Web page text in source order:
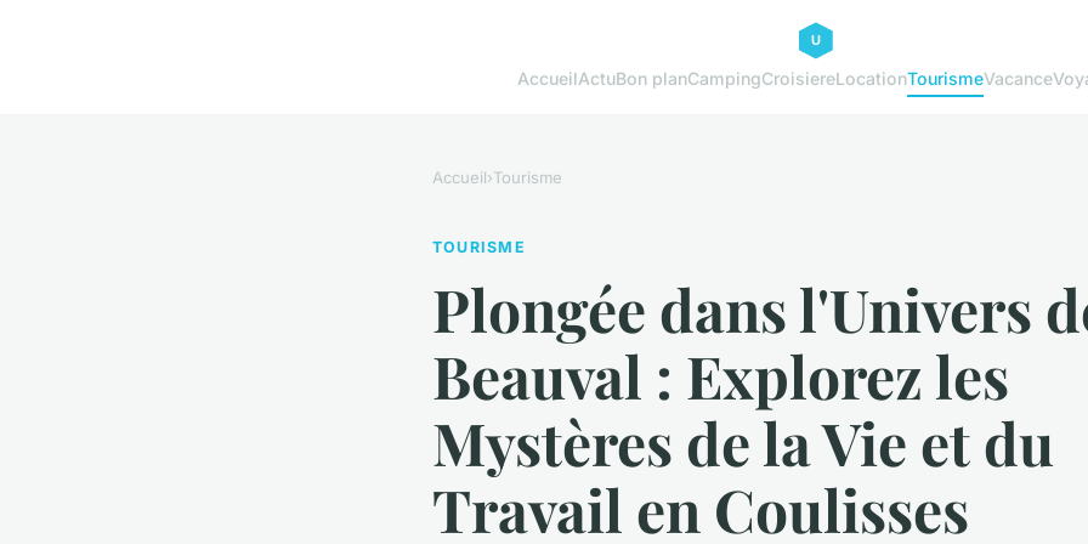
AccueilActuBon planCampingCroisiereLocationTourismeVacance
Accueil›Tourisme
TOURISME
Plongée dans l'Univers
Beauval : Explorez les
Mystères de la Vie et du
Travail en Coulisses